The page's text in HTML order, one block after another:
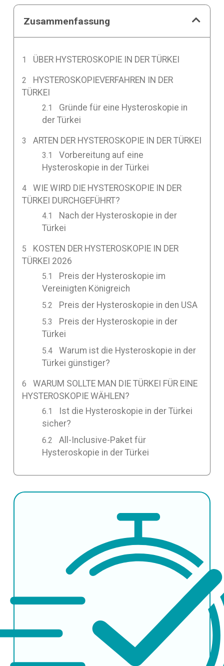
Zusammenfassung
ÜBER HYSTEROSKOPIE IN DER TÜRKEI
HYSTEROSKOPIEVERFAHREN IN DER
TÜRKEI
Gründe für eine Hysteroskopie in
der Türkei
ARTEN DER HYSTEROSKOPIE IN DER TÜRKEI
Vorbereitung auf eine
Hysteroskopie in der Türkei
WIE WIRD DIE HYSTEROSKOPIE IN DER
TÜRKEI DURCHGEFÜHRT?
Nach der Hysteroskopie in der
Türkei
KOSTEN DER HYSTEROSKOPIE IN DER
TÜRKEI 2026
Preis der Hysteroskopie im
Vereinigten Königreich
Preis der Hysteroskopie in den USA
Preis der Hysteroskopie in der
Türkei
Warum ist die Hysteroskopie in der
Türkei günstiger?
WARUM SOLLTE MAN DIE TÜRKEI FÜR EINE
HYSTEROSKOPIE WÄHLEN?
Ist die Hysteroskopie in der Türkei
sicher?
All-Inclusive-Paket für
Hysteroskopie in der Türkei